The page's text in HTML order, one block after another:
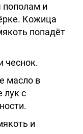
и
Кожица
попадёт
чеснок.
масло в
лук с
и